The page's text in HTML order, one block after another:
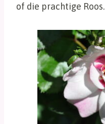
of die prachtige Roos.